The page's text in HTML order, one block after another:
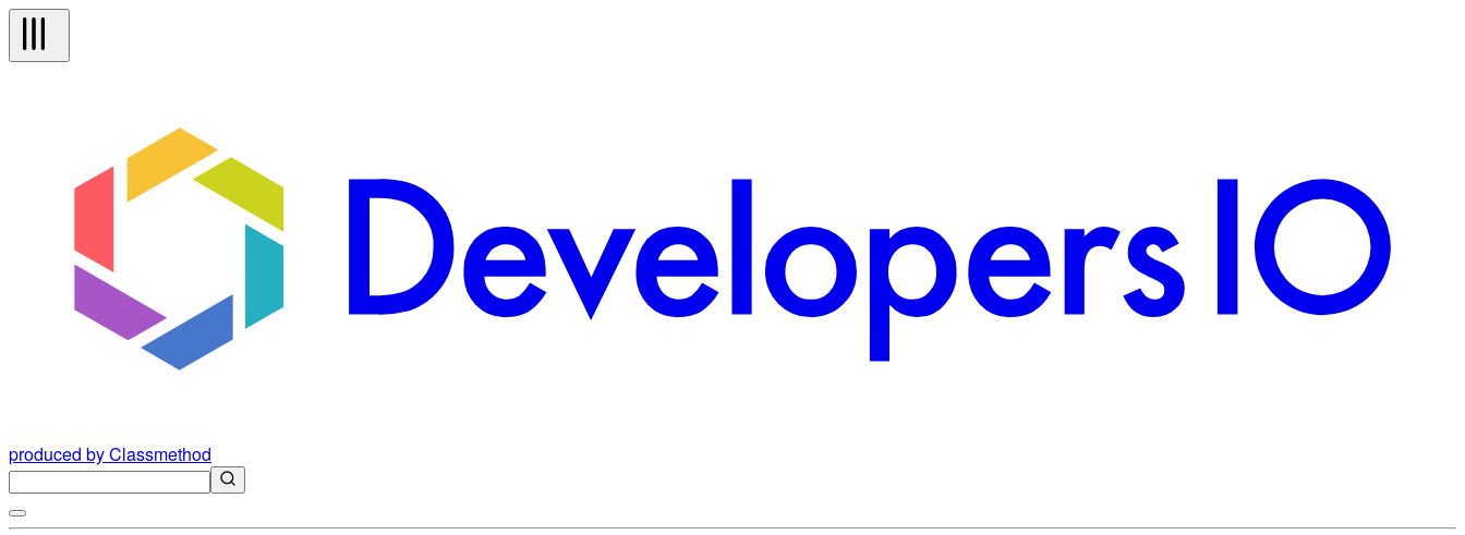
produced by Classmethod